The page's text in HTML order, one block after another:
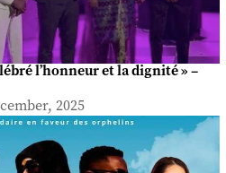
l’honneur et la dignité » –
2025